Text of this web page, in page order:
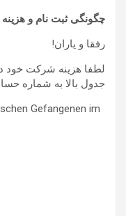
چگونگی ثبت نام و
رفقا و یاران!
لطفا هزینه شرکت خود
جدول بالا به شماره
Gefangenen im